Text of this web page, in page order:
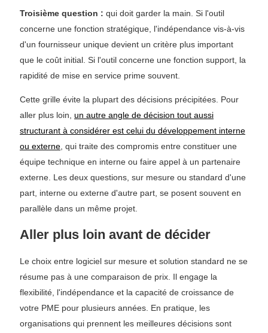
Troisième question : qui doit garder la main. Si l'outil
concerne une fonction stratégique, l'indépendance vis-à-vis
d'un fournisseur unique devient un critère plus important
que le coût initial. Si l'outil concerne une fonction support, la
rapidité de mise en service prime souvent.
Cette grille évite la plupart des décisions précipitées. Pour
aller plus loin, un autre angle de décision tout aussi
structurant à considérer est celui du développement interne
ou externe , qui traite des compromis entre constituer une
équipe technique en interne ou faire appel à un partenaire
externe. Les deux questions, sur mesure ou standard d'une
part, interne ou externe d'autre part, se posent souvent en
parallèle dans un même projet.
Aller plus loin avant de décider
Le choix entre logiciel sur mesure et solution standard ne se
résume pas à une comparaison de prix. Il engage la
flexibilité, l'indépendance et la capacité de croissance de
votre PME pour plusieurs années. En pratique, les
organisations qui prennent les meilleures décisions sont